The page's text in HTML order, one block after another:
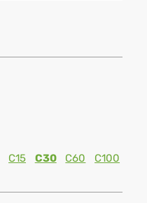
C15 C30 C60
C100